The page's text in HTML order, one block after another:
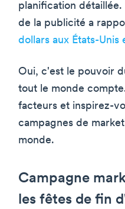
planification
de la publicité a
dollars aux États-Unis
Oui, c'est le pouvoir
tout le monde
facteurs et inspirez-
campagnes de
monde.
Campagne
les fêtes de fin